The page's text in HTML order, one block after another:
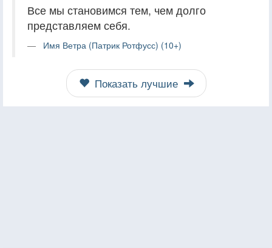
Все мы становимся тем, чем долго
представляем себя.
Имя Ветра (Патрик Ротфусс) (10+)
Показать лучшие